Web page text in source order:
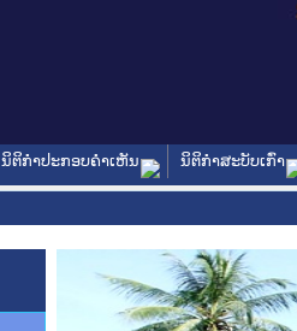
ນິຕິກໍາປະກອບຄໍາເຫັນ ນິຕິກໍາສະບັບເກົ່າ